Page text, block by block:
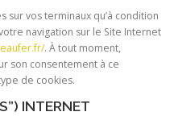
sur vos terminaux qu’à condition
navigation sur le Site Internet
. À tout moment,
son consentement à ce
de cookies.
INTERNET